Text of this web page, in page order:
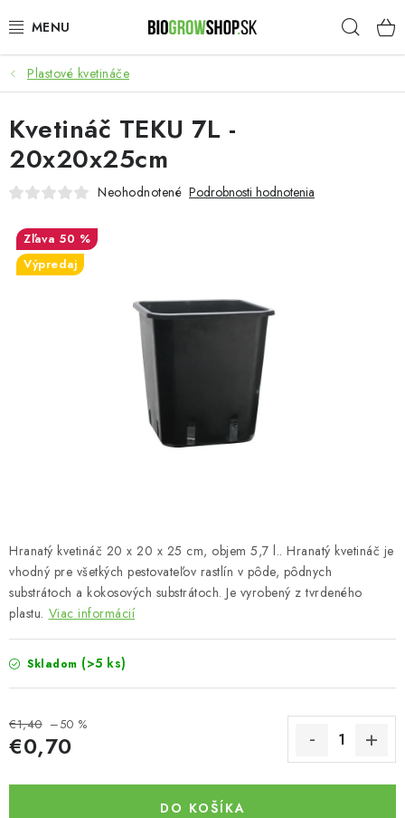
na
PESTOVANIE
HEADSHOP
SEMENÁ
TOTÁLNY VÝPREDAJ
50% ZĽAVA NA SEMENÁ
Platba a dodanie
Podmienky ochrany osobných údajov
Obchodné podmienky
Veľkoobchod
Formulár na odstúpenie od zmluvy
Plastové kvetináče
Hranatý kvetináč 20 x 20 x 25 cm, objem 5,7 l.. Hranatý kvetináč je
vhodný pre všetkých pestovateľov rastlín v pôde, pôdnych
substrátoch a kokosových substrátoch. Je vyrobený z tvrdeného
plastu. Viac informácií
Skladom (>5 ks)
€1,40 –50 %
€0,70
DO KOŠÍKA
Kvetináč TEKU 7L -
20x20x25cm
Neohodnotené Podrobnosti hodnotenia
50 %
Výpredaj